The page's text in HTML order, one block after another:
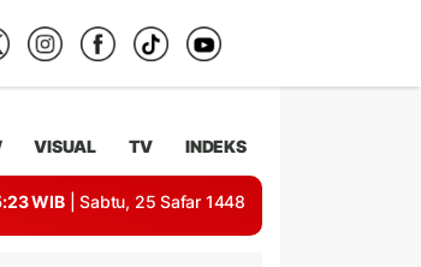
VISUAL TV INDEKS
WIB | Sabtu, 25 Safar 1448